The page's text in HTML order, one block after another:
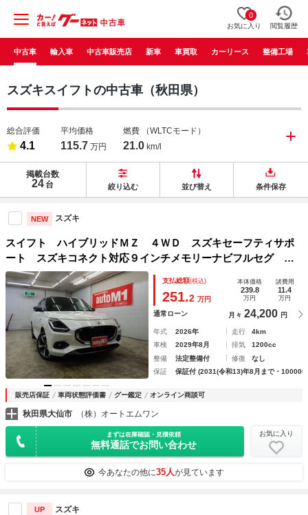
0
お気に入り 閲覧履歴
中古車 輸入車 中古車販売店 新車 車買取 カーリース 整備工場
スズキスイフトの中古車（秋田県）
総合評価
4.1
平均価格
115.7 万円
燃費 （WLTCモード）
21.0 km/l
掲載台数
24 台 絞り込む 並び替え 条件保存
NEW スズキ
スイフト ハイブリッドＭＺ ４ＷＤ スズキセーフティサポ
ート スズキコネクト対応９インチメモリーナビフルセグ 全
方位カメラ クリアランスソナー レーダークルーズ ＢＳ
Ｍ Ｆ左右シートヒーター 純正１６インチＡＷ 登録済未使
支払総額(税込)
251.2 万円
本体価格
239.8
万円
諸費用
11.4
万円
通常ローン 月々 24,200 円
年式 2026年 走行
4km
車検
2029年8月 排気
1200cc
整備
法定整備付 修復
なし
保証
保証付 (2031(令和13)年8月まで・
販売店保証 車両状態評価書 グー鑑定 オンライン商談可
秋田県大仙市 （株）オートエムワン
まずは在庫確認・見積依頼
無料通話でお問い合わせ
お気に入り
今あなたの他に35人が見ています
UP スズキ